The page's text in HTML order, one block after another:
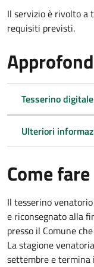
Il servizio è rivolto a
requisiti previsti.
Tesserino digitale
Ulteriori
Come fare
Il tesserino
e riconsegnato alla
presso il Comune
La stagione
settembre e termina